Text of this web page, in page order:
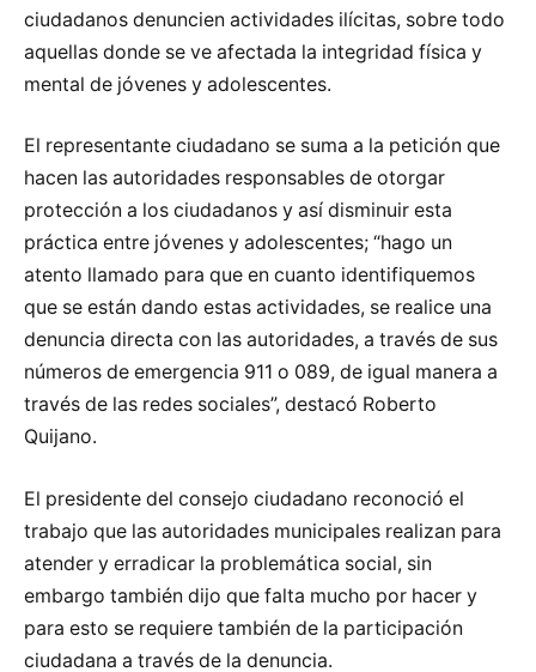
ciudadanos denuncien actividades ilícitas, sobre todo
aquellas donde se ve afectada la integridad física y
mental de jóvenes y adolescentes.
El representante ciudadano se suma a la petición que
hacen las autoridades responsables de otorgar
protección a los ciudadanos y así disminuir esta
práctica entre jóvenes y adolescentes; “hago un
atento llamado para que en cuanto identifiquemos
que se están dando estas actividades, se realice una
denuncia directa con las autoridades, a través de sus
números de emergencia 911 o 089, de igual manera a
través de las redes sociales”, destacó Roberto
Quijano.
El presidente del consejo ciudadano reconoció el
trabajo que las autoridades municipales realizan para
atender y erradicar la problemática social, sin
embargo también dijo que falta mucho por hacer y
para esto se requiere también de la participación
ciudadana a través de la denuncia.